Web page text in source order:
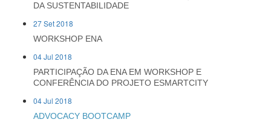
DA SUSTENTABILIDADE
27 Set 2018
WORKSHOP ENA
04 Jul 2018
PARTICIPAÇÃO DA ENA EM WORKSHOP E
CONFERÊNCIA DO PROJETO ESMARTCITY
04 Jul 2018
ADVOCACY BOOTCAMP